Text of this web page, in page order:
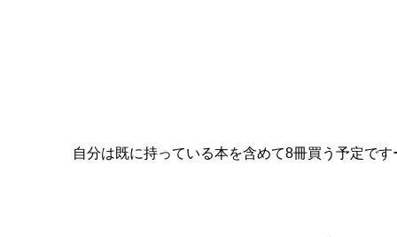
自分は既に持っている本を含めて8冊買う予定です